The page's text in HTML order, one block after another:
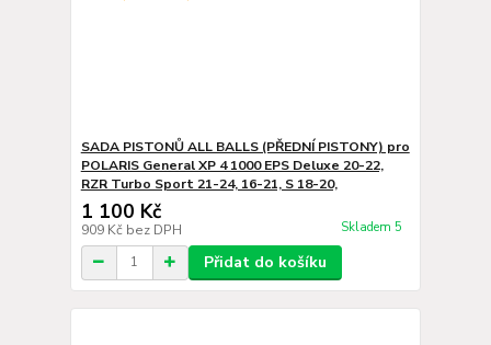
SADA PISTONŮ ALL BALLS (PŘEDNÍ PISTONY) pro
POLARIS General XP 4 1000 EPS Deluxe 20-22,
RZR Turbo Sport 21-24, 16-21, S 18-20,
1 100 Kč
909 Kč bez DPH Skladem 5
Přidat do košíku